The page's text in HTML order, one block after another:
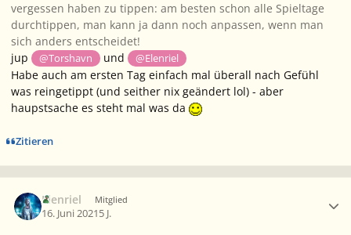
vergessen haben zu tippen: am besten schon alle Spieltage
durchtippen, man kann ja dann noch anpassen, wenn man
sich anders entscheidet!
jup
@Torshavn und @Elenriel
Habe auch am ersten Tag einfach mal überall nach Gefühl
was reingetippt (und seither nix geändert lol) - aber
haupstsache es steht mal was da
Zitieren
Elenriel Mitglied
16. Juni 20215 J.